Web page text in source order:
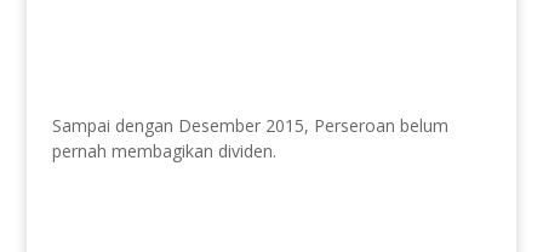
Sampai dengan Desember 2015, Perseroan belum
pernah membagikan dividen.